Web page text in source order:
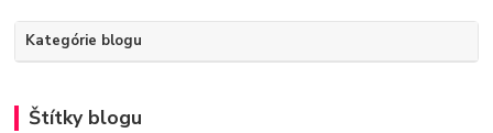
Kategórie blogu
Štítky blogu